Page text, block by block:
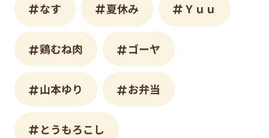
なす 夏休み Ｙｕｕ
鶏むね肉 ゴーヤ
山本ゆり お弁当
とうもろこし